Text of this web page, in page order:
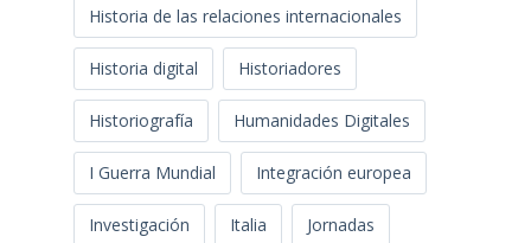
Historia de las relaciones internacionales
Historia digital Historiadores
Historiografía Humanidades Digitales
I Guerra Mundial Integración europea
Investigación Italia Jornadas